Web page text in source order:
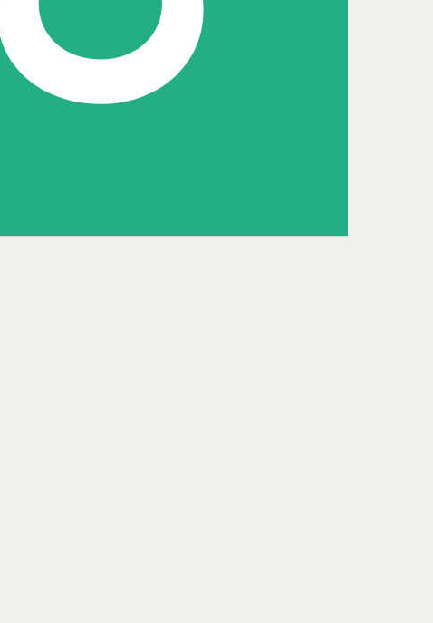
Senior facilitair consultant
Amber Klaassen